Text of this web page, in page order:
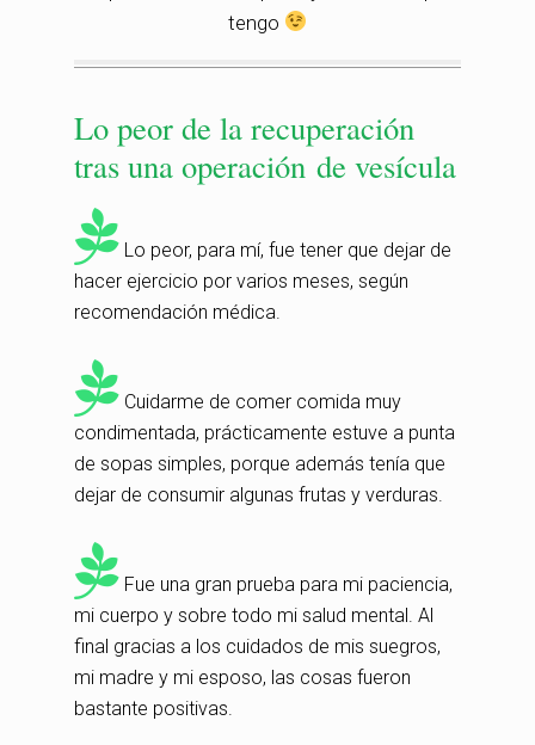
tengo
Lo peor de la recuperación
tras una operación de vesícula
Lo peor, para mí, fue tener que dejar de
hacer ejercicio por varios meses, según
recomendación médica.
Cuidarme de comer comida muy
condimentada, prácticamente estuve a punta
de sopas simples, porque además tenía que
dejar de consumir algunas frutas y verduras.
Fue una gran prueba para mi paciencia,
mi cuerpo y sobre todo mi salud mental. Al
final gracias a los cuidados de mis suegros,
mi madre y mi esposo, las cosas fueron
bastante positivas.